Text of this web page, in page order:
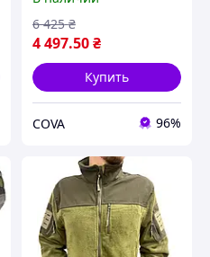
флисовая кофта Rothco
Gen III Level 3 ECWCS
4 497.50₴
6 425 ₴
Купить
COVA 96%